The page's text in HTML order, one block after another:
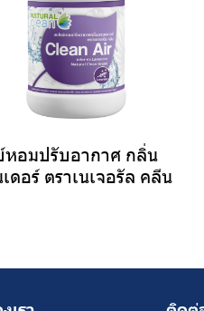
หอมปรับอากาศ กลิ่น
เดอร์ ตราเนเจอรัล คลีน